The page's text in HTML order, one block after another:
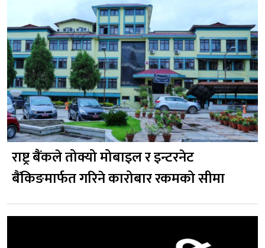
राष्ट्र बैंकले तोक्यो मोबाइल र इन्टरनेट
बैंकिङमार्फत गरिने कारोबार रकमको सीमा